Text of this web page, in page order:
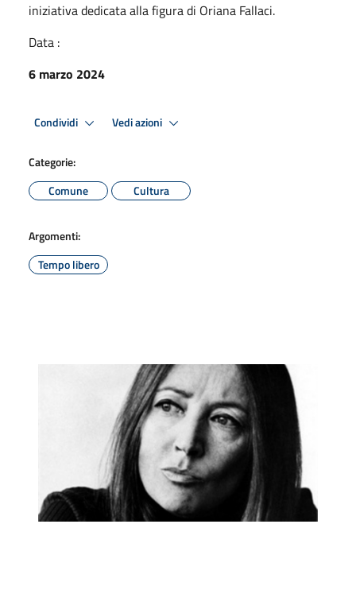
iniziativa dedicata alla figura di Oriana Fallaci.
Data :
6 marzo 2024
Condividi Vedi azioni
Categorie:
Comune
Cultura
Argomenti:
Tempo libero